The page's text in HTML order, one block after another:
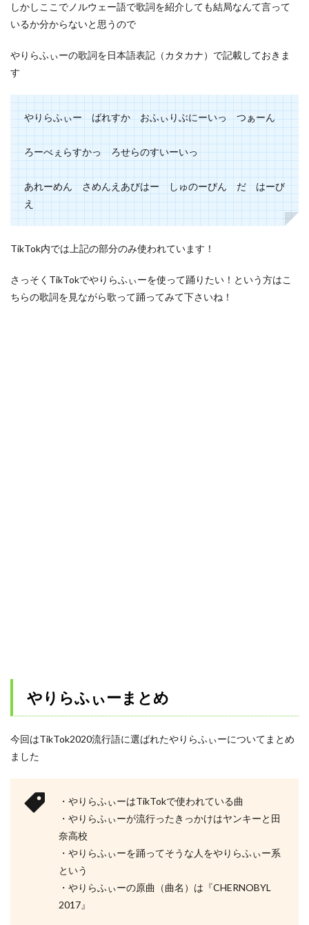
しかしここでノルウェー語で歌詞を紹介しても結局なんて言って
いるか分からないと思うので
やりらふぃーの歌詞を日本語表記（カタカナ）で記載しておきま
す
やりらふぃー ばれすか おふぃりぶにーいっ つぁーん
ろーべぇらすかっろせらのすいーいっ
あれーめん さめんえあびはー しゅのーびん だ はーび
え
TikTok内では上記の部分のみ使われています！
さっそくTikTokでやりらふぃーを使って踊りたい！という方はこ
ちらの歌詞を見ながら歌って踊ってみて下さいね！
やりらふぃーまとめ
今回はTikTok2020流行語に選ばれたやりらふぃーについてまとめ
ました
・やりらふぃーはTikTokで使われている曲
・やりらふぃーが流行ったきっかけはヤンキーと田
奈高校
・やりらふぃーを踊ってそうな人をやりらふぃー系
という
・やりらふぃーの原曲（曲名）は『CHERNOBYL
2017』